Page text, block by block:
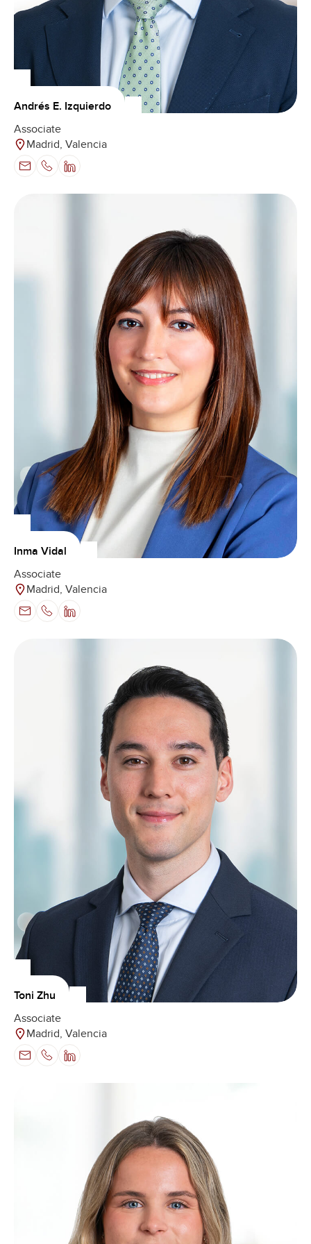
Andrés E. Izquierdo
Associate
Madrid, Valencia
Inma Vidal
Associate
Madrid, Valencia
Toni Zhu
Associate
Madrid, Valencia